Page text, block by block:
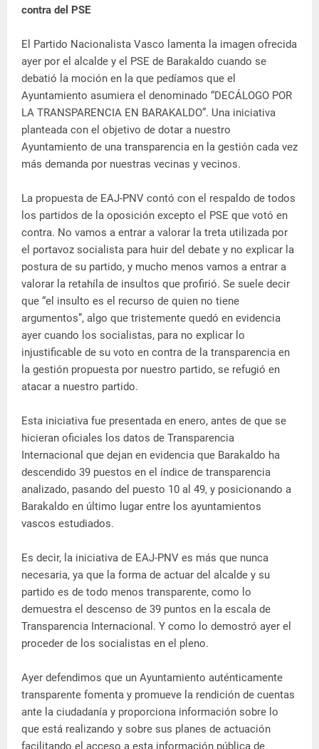
contra del PSE
El Partido Nacionalista Vasco lamenta la imagen ofrecida
ayer por el alcalde y el PSE de Barakaldo cuando se
debatió la moción en la que pedíamos que el
Ayuntamiento asumiera el denominado “DECÁLOGO POR
LA TRANSPARENCIA EN BARAKALDO”. Una iniciativa
planteada con el objetivo de dotar a nuestro
Ayuntamiento de una transparencia en la gestión cada vez
más demanda por nuestras vecinas y vecinos.
La propuesta de EAJ-PNV contó con el respaldo de todos
los partidos de la oposición excepto el PSE que votó en
contra. No vamos a entrar a valorar la treta utilizada por
el portavoz socialista para huir del debate y no explicar la
postura de su partido, y mucho menos vamos a entrar a
valorar la retahíla de insultos que profirió. Se suele decir
que “el insulto es el recurso de quien no tiene
argumentos”, algo que tristemente quedó en evidencia
ayer cuando los socialistas, para no explicar lo
injustificable de su voto en contra de la transparencia en
la gestión propuesta por nuestro partido, se refugió en
atacar a nuestro partido.
Esta iniciativa fue presentada en enero, antes de que se
hicieran oficiales los datos de Transparencia
Internacional que dejan en evidencia que Barakaldo ha
descendido 39 puestos en el índice de transparencia
analizado, pasando del puesto 10 al 49, y posicionando a
Barakaldo en último lugar entre los ayuntamientos
vascos estudiados.
Es decir, la iniciativa de EAJ-PNV es más que nunca
necesaria, ya que la forma de actuar del alcalde y su
partido es de todo menos transparente, como lo
demuestra el descenso de 39 puntos en la escala de
Transparencia Internacional. Y como lo demostró ayer el
proceder de los socialistas en el pleno.
Ayer defendimos que un Ayuntamiento auténticamente
transparente fomenta y promueve la rendición de cuentas
ante la ciudadanía y proporciona información sobre lo
que está realizando y sobre sus planes de actuación
facilitando el acceso a esta información pública de